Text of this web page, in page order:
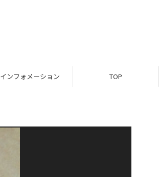
インフォメーション TOP